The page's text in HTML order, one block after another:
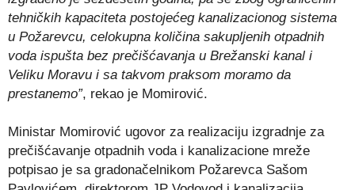
tehničkih kapaciteta postojećeg kanalizacionog sistema
u Požarevcu, celokupna količina sakupljenih otpadnih
voda ispušta bez prečišćavanja u Brežanski kanal i
Veliku Moravu i sa takvom praksom moramo da
prestanemo”, rekao je Momirović.
Ministar Momirović ugovor za realizaciju izgradnje za
prečišćavanje otpadnih voda i kanalizacione mreže
potpisao je sa gradonačelnikom Požarevca Sašom